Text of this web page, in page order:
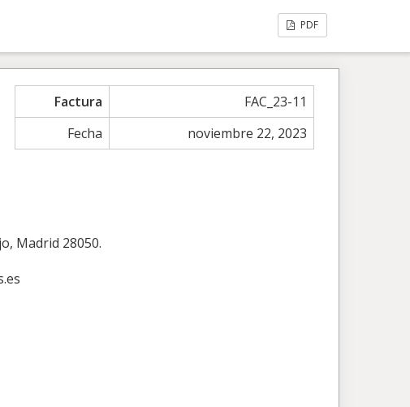
PDF
Factura
FAC_23-11
Fecha
noviembre 22, 2023
Madrid 28050.